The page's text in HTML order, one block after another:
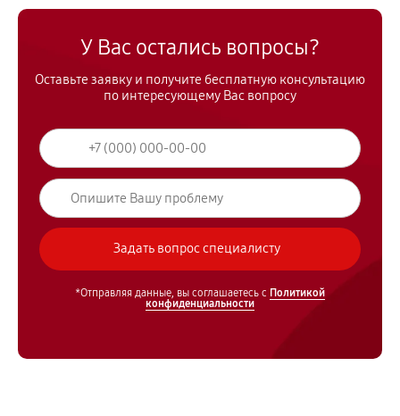
У Вас остались вопросы?
Оставьте заявку и получите бесплатную консультацию
по интересующему Вас вопросу
*Отправляя данные, вы соглашаетесь с Политикой
конфиденциальности